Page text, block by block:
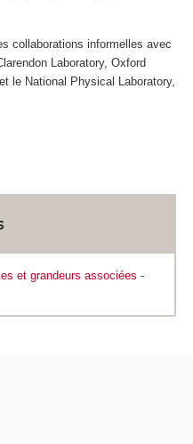
collaborations informelles avec
Laboratory, Oxford
le National Physical Laboratory,
et grandeurs associées -